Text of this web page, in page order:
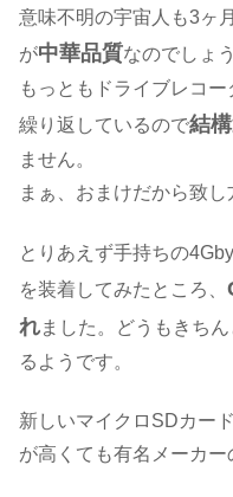
意味不明の宇宙人も3ヶ
が中華品質なのでしょ
もっともドライブレコ
繰り返しているので結
ません。
まぁ、おまけだから致し
とりあえず手持ちの
を装着してみたところ、
れました。どうもきちん
るようです。
新しいマイクロSDカー
が高くても有名メーカー